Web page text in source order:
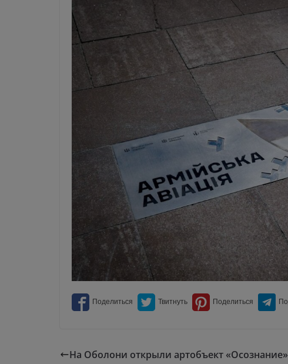
На Оболони открыли артобъект «Осознание»